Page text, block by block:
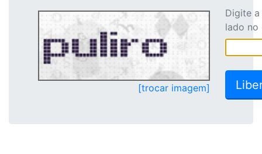
[trocar imagem]
Digite
lado no